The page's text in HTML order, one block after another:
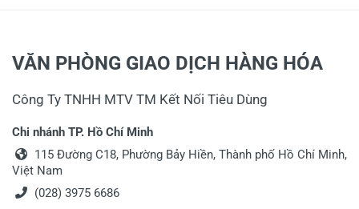
VĂN PHÒNG GIAO DỊCH HÀNG HÓA
Công Ty TNHH MTV TM Kết Nối Tiêu Dùng
Chi nhánh TP. Hồ Chí Minh
115 Đường C18, Phường Bảy Hiền, Thành phố Hồ Chí Minh,
Việt Nam
(028) 3975 6686